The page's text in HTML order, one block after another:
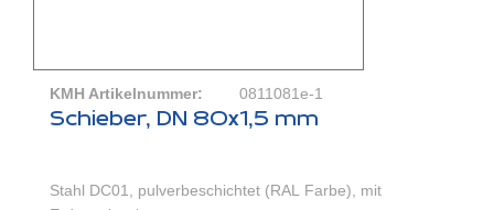
KMH Artikelnummer: 0811081e-1
Schieber, DN 80x1,5 mm
Stahl DC01, pulverbeschichtet (RAL Farbe), mit